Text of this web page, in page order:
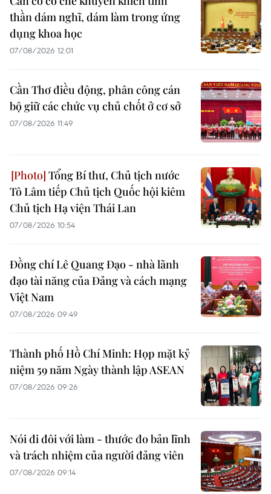
thần dám nghĩ, dám làm trong ứng
dụng khoa học
07/08/2026 12:01
Cần Thơ điều động, phân công cán
bộ giữ các chức vụ chủ chốt ở cơ sở
07/08/2026 11:49
Tổng Bí thư, Chủ tịch nước
Tô Lâm tiếp Chủ tịch Quốc hội kiêm
Chủ tịch Hạ viện Thái Lan
07/08/2026 10:54
Đồng chí Lê Quang Đạo - nhà lãnh
đạo tài năng của Đảng và cách mạng
Việt Nam
07/08/2026 09:49
Thành phố Hồ Chí Minh: Họp mặt kỷ
niệm 59 năm Ngày thành lập ASEAN
07/08/2026 09:26
Nói đi đôi với làm - thước đo bản lĩnh
và trách nhiệm của người đảng viên
07/08/2026 09:14